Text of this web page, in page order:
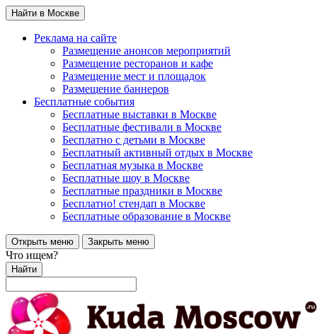
Найти в Москве
Реклама на сайте
Размещение анонсов мероприятий
Размещение ресторанов и кафе
Размещение мест и площадок
Размещение баннеров
Бесплатные события
Бесплатные выставки в Москве
Бесплатные фестивали в Москве
Бесплатно с детьми в Москве
Бесплатный активный отдых в Москве
Бесплатная музыка в Москве
Бесплатные шоу в Москве
Бесплатные праздники в Москве
Бесплатно! стендап в Москве
Бесплатные образование в Москве
Открыть меню Закрыть меню
Что ищем?
Найти